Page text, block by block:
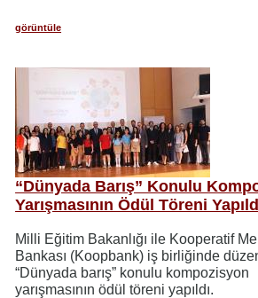
görüntüle
“Dünyada Barış” Konulu
Yarışmasının Ödül Töreni
Milli Eğitim Bakanlığı ile Kooperatif
Bankası (Koopbank) iş birliğinde
“Dünyada barış” konulu kompozisyon
yarışmasının ödül töreni yapıldı.